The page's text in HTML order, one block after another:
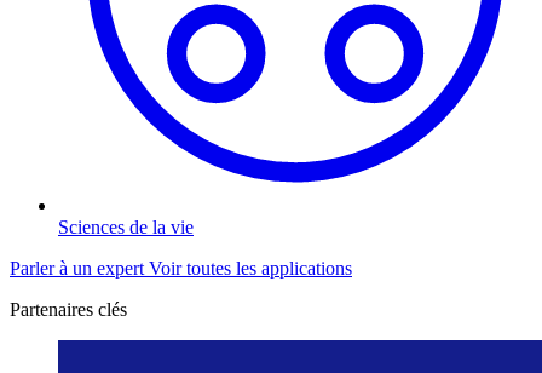
Sciences de la vie
Parler à un expert Voir toutes les applications
Partenaires clés